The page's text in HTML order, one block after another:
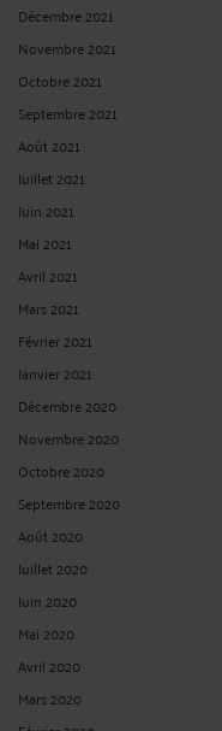
Décembre 2021
Novembre 2021
Octobre 2021
Septembre 2021
Août 2021
Juillet 2021
Juin 2021
Mai 2021
Avril 2021
Mars 2021
Février 2021
Janvier 2021
Décembre 2020
Novembre 2020
Octobre 2020
Septembre 2020
Août 2020
Juillet 2020
Juin 2020
Mai 2020
Avril 2020
Mars 2020